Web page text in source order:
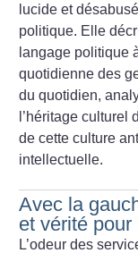
lucide et
politique. Elle
langage politique
quotidienne des
du quotidien,
l’héritage culturel
de cette culture
intellectuelle.
Avec la
et vérité
L’odeur des